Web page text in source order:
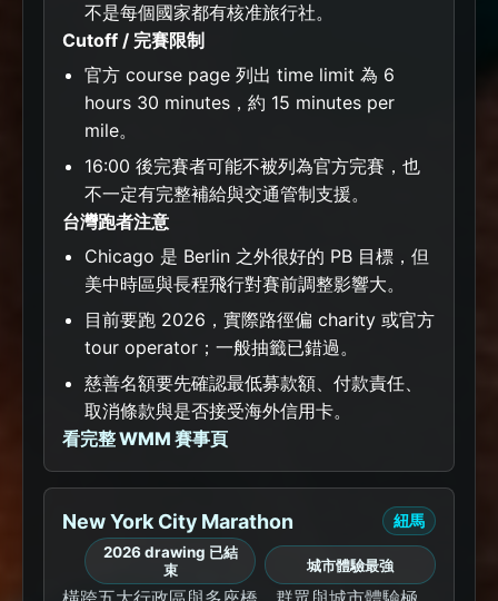
不是每個國家都有核准旅行社。
Cutoff / 完賽限制
官方 course page 列出 time limit 為 6
hours 30 minutes，約 15 minutes per
mile。
16:00 後完賽者可能不被列為官方完賽，也
不一定有完整補給與交通管制支援。
台灣跑者注意
Chicago 是 Berlin 之外很好的 PB 目標，但
美中時區與長程飛行對賽前調整影響大。
目前要跑 2026，實際路徑偏 charity 或官方
tour operator；一般抽籤已錯過。
慈善名額要先確認最低募款額、付款責任、
取消條款與是否接受海外信用卡。
看完整 WMM 賽事頁
New York City Marathon 紐馬
2026 drawing 已結
束
城市體驗最強